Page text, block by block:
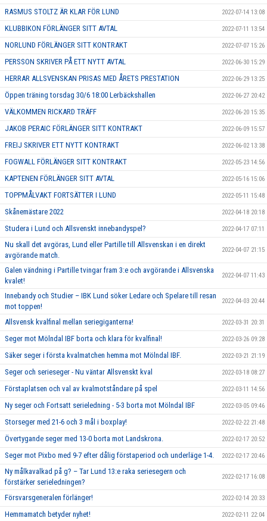
RASMUS STOLTZ ÄR KLAR FÖR LUND 2022-07-14 13:08
KLUBBIKON FÖRLÄNGER SITT AVTAL 2022-07-11 13:54
NORLUND FÖRLÄNGER SITT KONTRAKT 2022-07-07 15:26
PERSSON SKRIVER PÅ ETT NYTT AVTAL 2022-06-30 15:29
HERRAR ALLSVENSKAN PRISAS MED ÅRETS PRESTATION 2022-06-29 13:25
Öppen träning torsdag 30/6 18:00 Lerbäckshallen 2022-06-27 20:42
VÄLKOMMEN RICKARD TRÄFF 2022-06-20 15:35
JAKOB PERAIC FÖRLÄNGER SITT KONTRAKT 2022-06-09 15:57
FREIJ SKRIVER ETT NYTT KONTRAKT 2022-06-02 13:38
FOGWALL FÖRLÄNGER SITT KONTRAKT 2022-05-23 14:56
KAPTENEN FÖRLÄNGER SITT AVTAL 2022-05-16 15:06
TOPPMÅLVAKT FORTSÄTTER I LUND 2022-05-11 15:48
Skånemästare 2022 2022-04-18 20:18
Studera i Lund och Allsvenskt innebandyspel? 2022-04-17 07:11
Nu skall det avgöras, Lund eller Partille till Allsvenskan i en direkt
avgörande match.
2022-04-07 21:15
Galen vändning i Partille tvingar fram 3:e och avgörande i Allsvenska
kvalet!
2022-04-07 11:43
Innebandy och Studier – IBK Lund söker Ledare och Spelare till resan
mot toppen!
2022-04-03 20:44
Allsvensk kvalfinal mellan seriegiganterna! 2022-03-31 20:31
Seger mot Mölndal IBF borta och klara för kvalfinal! 2022-03-26 09:28
Säker seger i första kvalmatchen hemma mot Mölndal IBF. 2022-03-21 21:19
Seger och serieseger - Nu väntar Allsvenskt kval 2022-03-18 08:27
Förstaplatsen och val av kvalmotståndare på spel 2022-03-11 14:56
Ny seger och Fortsatt serieledning - 5-3 borta mot Mölndal IBF 2022-03-05 09:46
Storseger med 21-6 och 3 mål i boxplay! 2022-02-22 21:48
Övertygande seger med 13-0 borta mot Landskrona. 2022-02-17 20:52
Seger mot Pixbo med 9-7 efter dålig förstaperiod och underläge 1-4. 2022-02-17 20:46
Ny målkavalkad på g? – Tar Lund 13:e raka seriesegern och
förstärker serieledningen?
2022-02-17 16:08
Försvarsgeneralen förlänger! 2022-02-14 20:33
Hemmamatch betyder nyhet! 2022-02-11 22:04